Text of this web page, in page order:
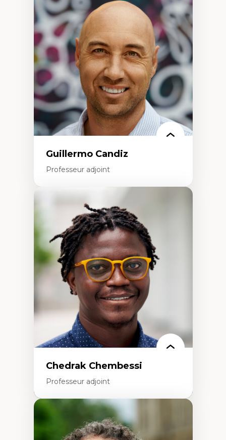
Discours sur la ville et représentations
Mosquées, formes et usages au Canada
Reconnaissance et représentations des
communautés immigrantes dans l'espace
urbain
Design architectural et urbain
Patrimoine et patrimonialisation
Études postcoloniales et décolonisation des
savoirs
Guillermo Candiz
Professeur adjoint
Expertises
Trajectoires migratoires
Migrations forcées
Études des frontières; Enjeux géopolitiques
des migrations
Politiques migratoires
Réfugiés
Demandeurs d’asile
Migrations irrégulières
Migrations temporaires
Migration et changement climatique
Migration et développement
Chedrak Chembessi
Professeur adjoint
Économie circulaire
Modèles d’affaires durables